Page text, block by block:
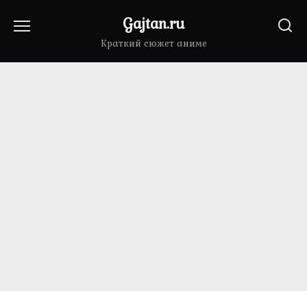
Gajtan.ru
Краткий сюжет аниме